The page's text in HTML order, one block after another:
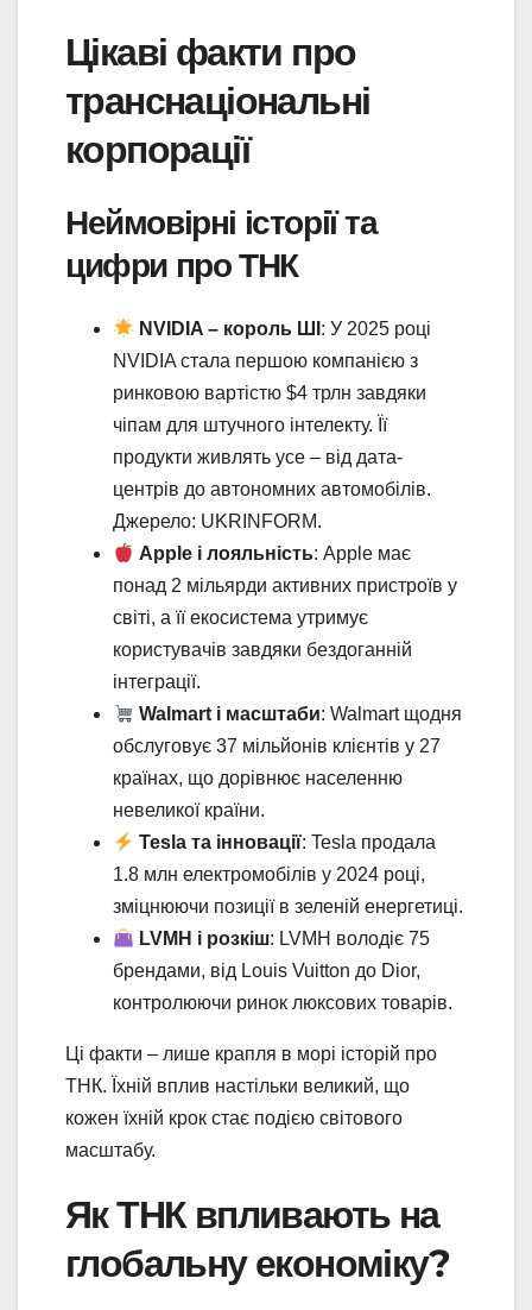
Цікаві факти про
транснаціональні
корпорації
Неймовірні історії та
цифри про ТНК
NVIDIA – король ШІ : У 2025 році
NVIDIA стала першою компанією з
ринковою вартістю $4 трлн завдяки
чіпам для штучного інтелекту. Її
продукти живлять усе – від дата-
центрів до автономних автомобілів.
Джерело: UKRINFORM.
Apple і лояльність: Apple має
понад 2 мільярди активних пристроїв у
світі, а її екосистема утримує
користувачів завдяки бездоганній
інтеграції.
Walmart і масштаби: Walmart щодня
обслуговує 37 мільйонів клієнтів у 27
країнах, що дорівнює населенню
невеликої країни.
Tesla та інновації: Tesla продала
1.8 млн електромобілів у 2024 році,
зміцнюючи позиції в зеленій енергетиці.
LVMH і розкіш: LVMH володіє 75
брендами, від Louis Vuitton до Dior,
контролюючи ринок люксових товарів.
Ці факти – лише крапля в морі історій про
ТНК. Їхній вплив настільки великий, що
кожен їхній крок стає подією світового
масштабу.
Як ТНК впливають на
глобальну економіку?